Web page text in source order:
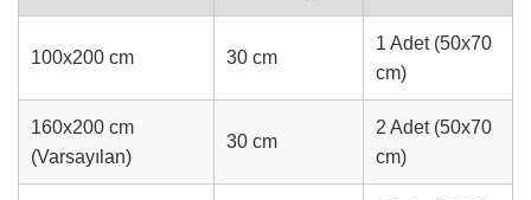
100x200 cm 30 cm
1 Adet (50x70
cm)
160x200 cm
(Varsayılan)
30 cm
2 Adet (50x70
cm)